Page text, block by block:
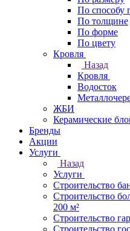
По способу
По толщине
По форме
По цвету
Кровля
Назад
Кровля
Водосток
ЖБИ
Керамические
Бренды
Акции
Услуги
Назад
Услуги
Строительство
Строительство
200 м²
Строительство
Строительство